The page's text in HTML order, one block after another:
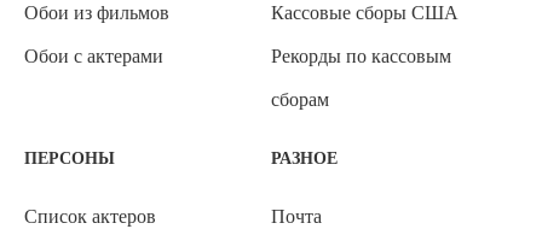
Обои из фильмов
Обои с актерами
Кассовые сборы США
Рекорды по кассовым
сборам
ПЕРСОНЫ
Список актеров
РАЗНОЕ
Почта